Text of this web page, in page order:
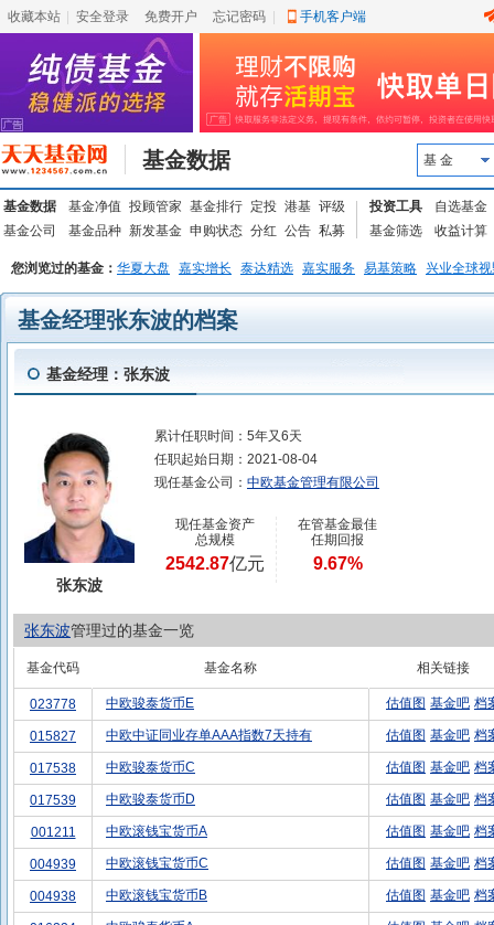
收藏本站 安全登录 免费开户 忘记密码 手机客户端
基金数据 基 金
基金数据 基金净值 投顾管家 基金排行 定投 港基 评级
基金公司
基金品种 新发基金 申购状态 分红 公告 私募
投资工具
自选基金
基金筛选
收益计算
您浏览过的基金： 华夏大盘 嘉实增长 泰达精选 嘉实服务 易基策略 兴业全球
基金经理张东波的档案
基金经理：张东波
张东波
累计任职时间： 5年又6天
任职起始日期： 2021-08-04
现任基金公司： 中欧基金管理有限公司
现任基金资产
总规模
2542.87亿元
在管基金最佳
任期回报
9.67%
张东波管理过的基金一览
基金代码 基金名称 相关链接
023778 中欧骏泰货币E 估值图 基金吧 档
015827 中欧中证同业存单AAA指数7天持有 估值图 基金吧 档
017538 中欧骏泰货币C 估值图 基金吧 档
017539 中欧骏泰货币D 估值图 基金吧 档
001211 中欧滚钱宝货币A 估值图 基金吧 档
004939 中欧滚钱宝货币C 估值图 基金吧 档
004938 中欧滚钱宝货币B 估值图 基金吧 档